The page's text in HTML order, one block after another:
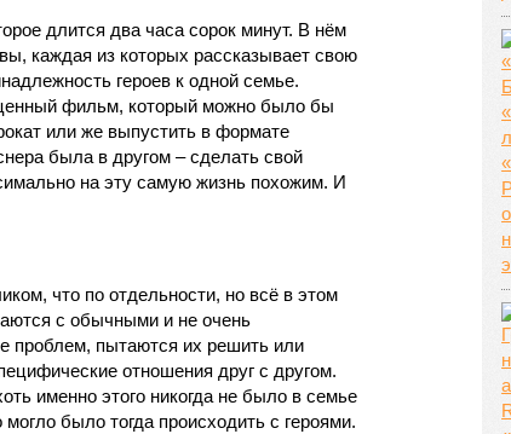
длится два часа сорок минут. В нём
каждая из которых рассказывает свою
героев к одной семье.
фильм, который можно было бы
или же выпустить в формате
была в другом – сделать свой
на эту самую жизнь похожим. И
что по отдельности, но всё в этом
с обычными и не очень
проблем, пытаются их решить или
отношения друг с другом.
именно этого никогда не было в семье
было тогда происходить с героями.